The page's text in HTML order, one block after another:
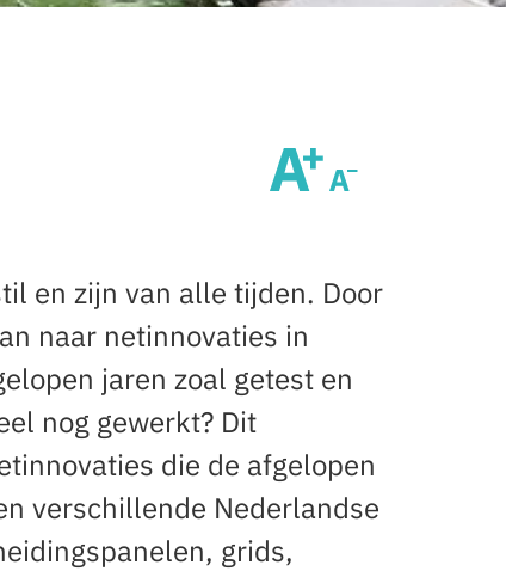
en zijn van alle tijden. Door
naar netinnovaties in
jaren zoal getest en
nog gewerkt? Dit
die de afgelopen
verschillende Nederlandse
grids,